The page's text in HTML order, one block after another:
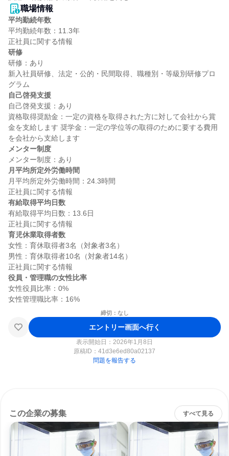
職場情報
平均勤続年数
平均勤続年数：11.3年
研修
研修：あり
新入社員研修、法定・公的・民間取得、職種別・等級別研修プロ
自己啓発支援
自己啓発支援：あり
資格取得奨励金：一定の資格を取得された方に対して会社から賞
金を支給します 奨学金：一定の学位等の取得のために要する費用
メンター制度
月平均所定外労働時間
月平均所定外労働時間：24.3時間
有給取得平均日数
有給取得平均日数：13.6日
育児休業取得者数
女性：育休取得者3名（対象者3名）
男性：育休取得者10名（対象者14名）
役員・管理職の女性比率
女性役員比率：0%
締切：なし
エントリー画面へ行く
表示開始日：2026年1月8日
原稿ID： 41d3e6ed80a02137
問題を報告する
この企業の募集 すべて見る